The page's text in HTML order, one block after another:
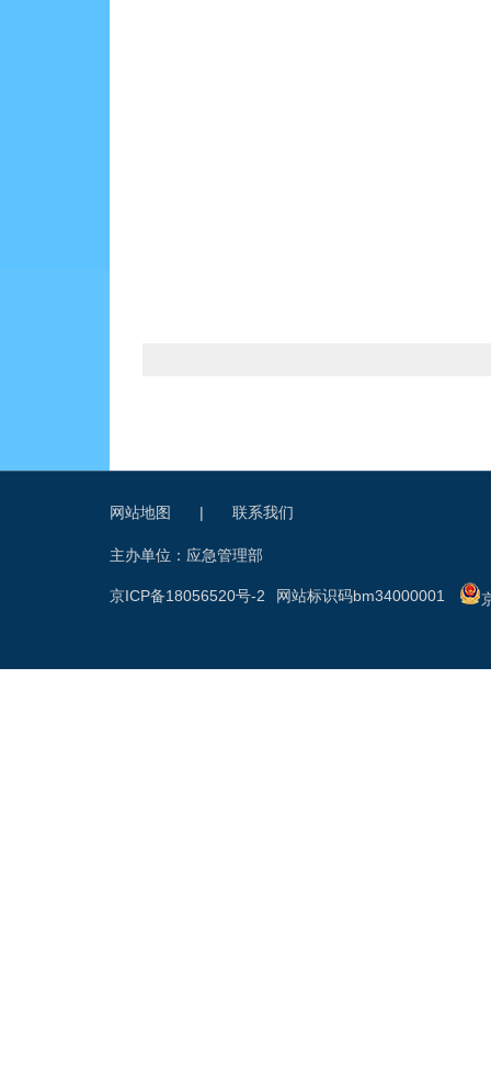
网站地图 | 联系我们
主办单位：应急管理部
网站标识码bm34000001
京ICP备18056520号-2